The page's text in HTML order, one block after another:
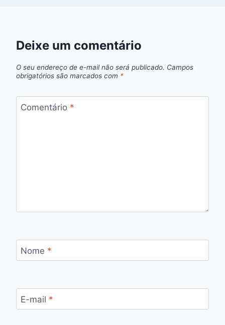
Deixe um comentário
O seu endereço de e-mail não será publicado. Campos
obrigatórios são marcados com *
Comentário *
Nome *
E-mail *